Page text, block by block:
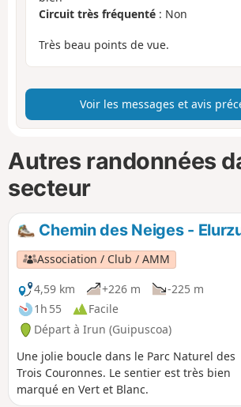
Circuit très fréquenté : Non
Très beau points de vue.
Voir les messages et avis
Autres randonnées
secteur
Chemin des Neiges -
Association / Club / AMM
4,59 km
+226 m
-225 m
1h 55
Facile
Départ à Irun (Guipuscoa)
Une jolie boucle dans le Parc Naturel des
Trois Couronnes. Le sentier est très bien
marqué en Vert et Blanc.